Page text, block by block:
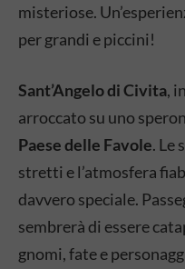
misteriose.
per grandi e piccini!
Sant’Angelo di Civita,
arroccato su uno
Paese delle Favole. Le
stretti e l’atmosfera
davvero speciale.
sembrerà di essere
gnomi, fate e